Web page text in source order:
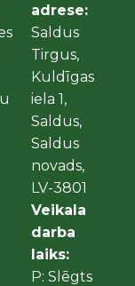
adrese:
Saldus
Tirgus,
Kuldīgas
iela 1,
Saldus,
Saldus
novads,
LV-3801
Veikala
darba
laiks:
P: Slēgts